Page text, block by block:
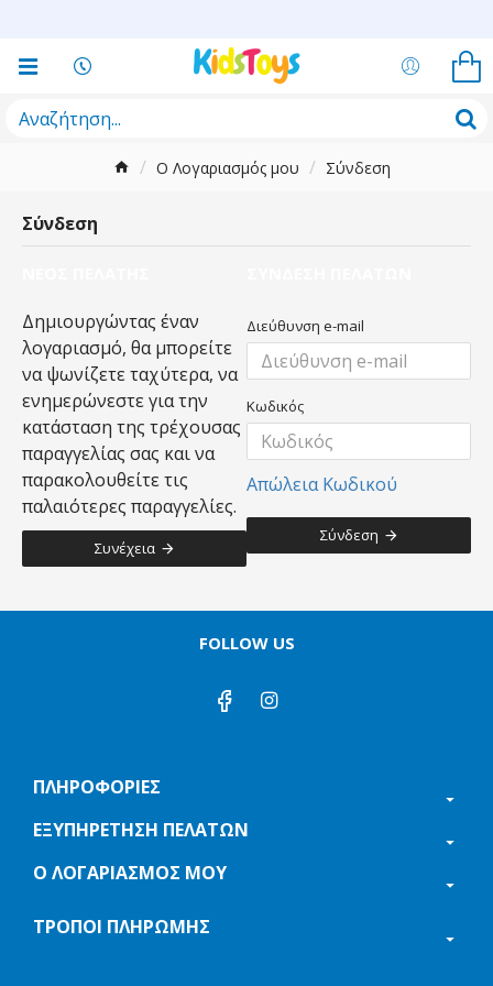
O Λογαριασμός μου Σύνδεση
Σύνδεση
Δημιουργώντας έναν
λογαριασμό, θα μπορείτε
να ψωνίζετε ταχύτερα, να
ενημερώνεστε για την
κατάσταση της τρέχουσας
παραγγελίας σας και να
παρακολουθείτε τις
παλαιότερες παραγγελίες.
Συνέχεια
Διεύθυνση e-mail
Κωδικός
Απώλεια Κωδικού
Σύνδεση
FOLLOW US
ΠΛΗΡΟΦΟΡΙΕΣ
ΕΞΥΠΗΡΈΤΗΣΗ ΠΕΛΑΤΏΝ
Ο ΛΟΓΑΡΙΑΣΜΌΣ ΜΟΥ
ΤΡΌΠΟΙ ΠΛΗΡΩΜΉΣ